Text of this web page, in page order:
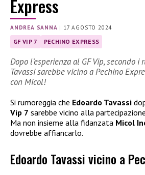
Express
ANDREA SANNA | 17 AGOSTO 2024
GF VIP 7 PECHINO EXPRESS
Dopo l’esperienza al GF Vip, secondo i
Tavassi sarebbe vicino a Pechino
con Micol!
Si rumoreggia che Edoardo Tavassi
Vip 7 sarebbe vicino alla
Ma non insieme alla fidanzata Micol
dovrebbe affiancarlo.
Edoardo Tavassi vicino a